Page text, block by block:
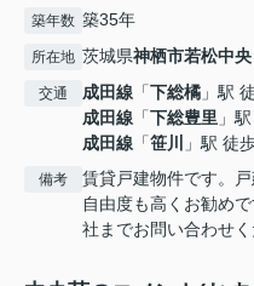
築年数 築35年
所在地 茨城県神栖市若松中央
交通 成田線 「下総橘 」駅
成田線 「下総豊里 」
成田線 「笹川 」駅 徒
備考
賃貸戸建物件です。
自由度も高くお勧め
社までお問い合わせく